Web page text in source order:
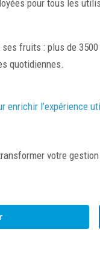
pour tous les
fruits : plus de
quotidiennes.
enrichir l’expérience
votre